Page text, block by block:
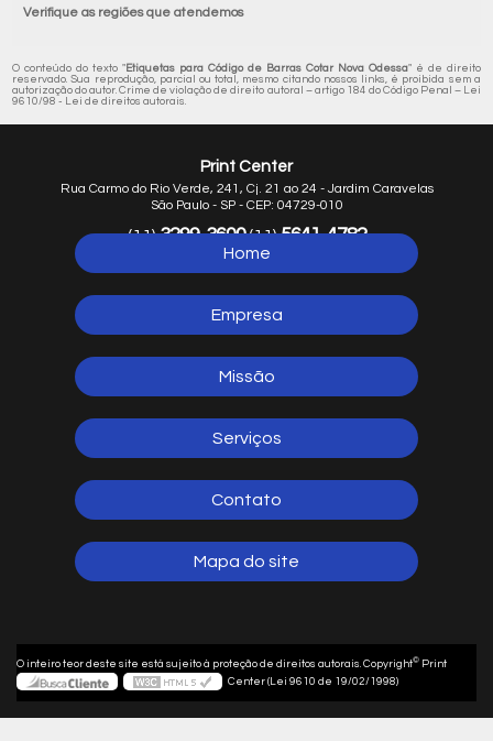
Verifique as regiões que atendemos
O conteúdo do texto " Etiquetas para Código de Barras Cotar Nova Odessa" é de direito
reservado. Sua reprodução, parcial ou total, mesmo citando nossos links, é proibida sem a
autorização do autor. Crime de violação de direito autoral – artigo 184 do Código Penal –
Lei
9610/98 - Lei de direitos autorais
Print Center
Rua Carmo do Rio Verde, 241, Cj. 21 ao 24 - Jardim Caravelas
São Paulo - SP - CEP: 04729-010
(11)3299-3600(11)5641-4782
5641-1254
Home
Empresa
Missão
Serviços
Contato
Mapa do site
O inteiro teor deste site está sujeito à proteção de direitos autorais. Copyright© Print
Center (Lei 9610 de 19/02/1998)